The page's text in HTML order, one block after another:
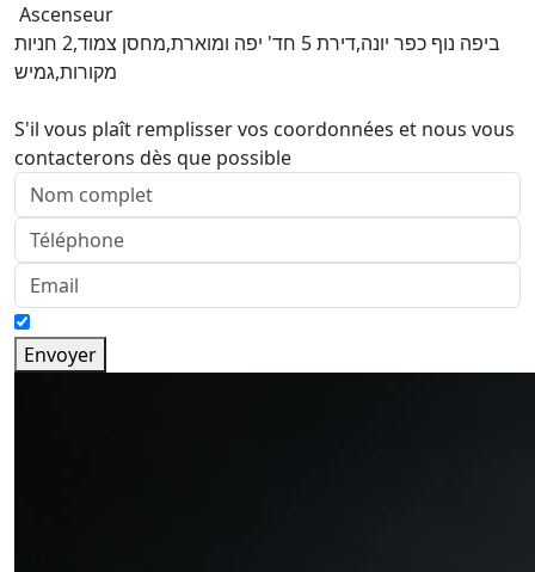
Ascenseur
ביפה נוף כפר יונה,דירת 5 חד' יפה ומוארת,מחסן צמוד,2 חניות
מקורות,גמיש
S'il vous plaît remplisser vos coordonnées et nous vous
contacterons dès que possible
Envoyer